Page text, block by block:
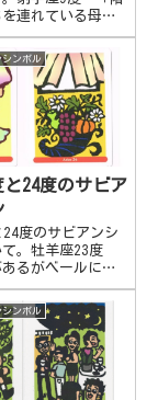
連れている母
挑戦。高みへ、
っていく。限界
かや何かに導か
、自分の目指す
。無謀なことに
、危なっかしい
神的な高みを求
。誰かを導いた
する。 射手座10
運の女神」 自
験や成果を大々
く。ドラマチッ
ラキラと輝く体
が舞い降りた体
強い印象を与え
を広める。自分
、精神的な意義
伝える。情緒的
。少し誇張して
るかもしれませ
ンボル
と24度のサビア
度のサビアンシ
て。牡羊座23度
あるがベールに隠
パステルカラー
」 自分が欲しい
って戦って勝ち
的に引き寄せる
ことが出来る度
極性と女性的な
パワフルさと華
ンボル